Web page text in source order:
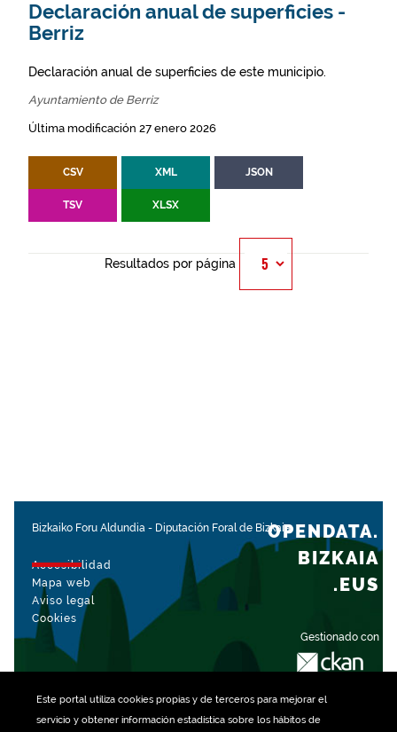
Este portal utiliza cookiespropias y de terceros para mejorar el
servicio y obtener información estadística sobre los hábitos de
Declaración anual de superficies -
Berriz
Declaración anual de superficies de este municipio.
Ayuntamiento de Berriz
Última modificación 27 enero 2026
CSV XML JSON
TSV XLSX
Resultados por página
Bizkaiko Foru Aldundia - Diputación Foral de Bizkaia
Accesibilidad
Mapa web
Aviso legal
Cookies
Gestionado con
OPENDATA.
BIZKAIA
.EUS